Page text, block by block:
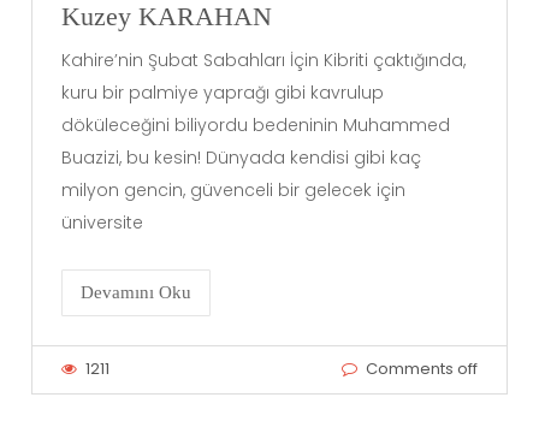
Kuzey KARAHAN
Kahire’nin Şubat Sabahları İçin Kibriti çaktığında,
kuru bir palmiye yaprağı gibi kavrulup
döküleceğini biliyordu bedeninin Muhammed
Buazizi, bu kesin! Dünyada kendisi gibi kaç
milyon gencin, güvenceli bir gelecek için
üniversite
Devamını Oku
1211 Comments off